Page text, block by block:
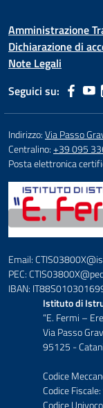
Amministrazione
Dichiarazione di
Note Legali
Seguici su:
Indirizzo:Via Passo
Centralino:+39 095
Posta elettronica
Email:
PEC:
IBAN:
Istituto di
“E. Fermi –
Via Passo
95125 -
Codice
Codice
Codice